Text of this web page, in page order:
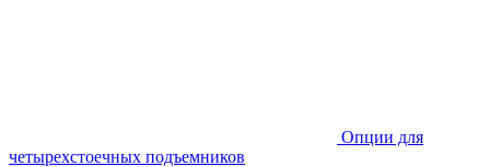
Опции для
четырехстоечных подъемников